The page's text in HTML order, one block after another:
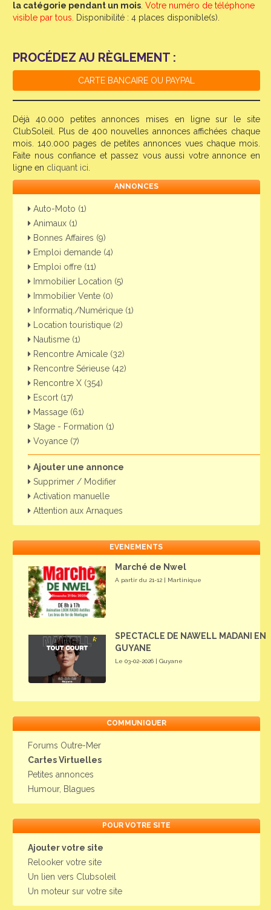
la catégorie pendant un mois Votre numéro de téléphone
visible par tous.
Disponibilité : 4 places disponible(s).
PROCÉDEZ AU RÈGLEMENT :
Déjà 40.000 petites annonces mises en ligne sur le site
ClubSoleil. Plus de 400 nouvelles annonces affichées chaque
mois. 140.000 pages de petites annonces vues chaque mois.
Faite nous confiance et passez vous aussi votre annonce en
ligne en cliquant ici
ANNONCES
Auto-Moto (1)
Animaux (1)
Bonnes Affaires (9)
Emploi demande (4)
Emploi offre (11)
Immobilier Location (5)
Immobilier Vente (0)
Informatiq./Numérique (1)
Location touristique (2)
Nautisme (1)
Rencontre Amicale (32)
Rencontre Sérieuse (42)
Rencontre X (354)
Escort (17)
Massage (61)
Stage - Formation (1)
Voyance (7)
Ajouter une annonce
Supprimer / Modifier
Activation manuelle
Attention aux Arnaques
EVENEMENTS
Marché de Nwel
A partir du 21-12 | Martinique
SPECTACLE DE NAWELL MADANI EN
GUYANE
Le 03-02-2026 | Guyane
COMMUNIQUER
Forums Outre-Mer
Cartes Virtuelles
Petites annonces
Humour, Blagues
POUR VOTRE SITE
Ajouter votre site
Relooker votre site
Un lien vers Clubsoleil
Un moteur sur votre site